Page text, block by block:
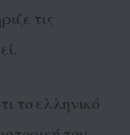
τις
το ελληνικό